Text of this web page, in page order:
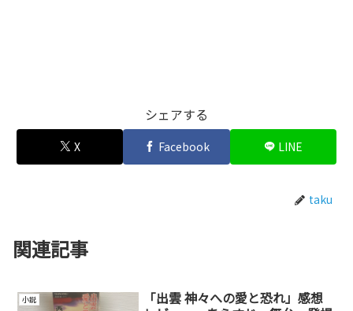
シェアする
X Facebook LINE
taku
関連記事
小説
「出雲 神々への愛と恐れ」感想